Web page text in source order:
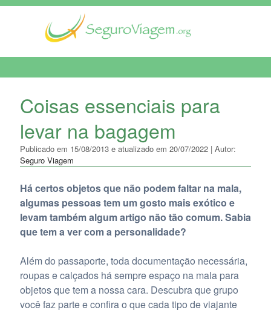
Coisas essenciais para
levar na bagagem
Publicado em 15/08/2013 e atualizado em 20/07/2022 | Autor:
Seguro Viagem
Há certos objetos que não podem faltar na mala,
algumas pessoas tem um gosto mais exótico e
levam também algum artigo não tão comum. Sabia
que tem a ver com a personalidade?
Além do passaporte, toda documentação necessária,
roupas e calçados há sempre espaço na mala para
objetos que tem a nossa cara. Descubra que grupo
você faz parte e confira o que cada tipo de viajante